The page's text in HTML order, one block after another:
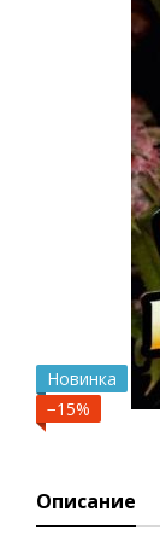
Новинка
−15%
Описание